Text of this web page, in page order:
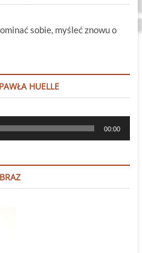
sobie, myśleć znowu o
HUELLE
00:00